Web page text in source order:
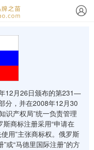
12月26日颁布的第231—
分，并在2008年12月30
识产权局”统一负责管理
商标注册采用“申请在
用”主张商标权。俄罗斯
或“马德里国际注册”的方